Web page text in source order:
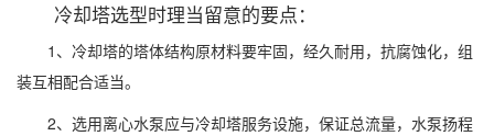
冷却塔选型时理当留意的要点：
1、冷却塔的塔体结构原材料要牢固，经久耐用，抗腐蚀化，组
装互相配合适当。
2、选用离心水泵应与冷却塔服务设施，保证总流量，水泵扬程